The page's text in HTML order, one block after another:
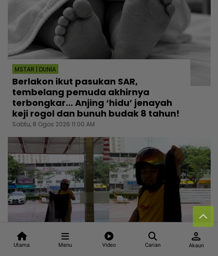
Utama Menu Video Carian
person
Akaun
MSTAR | DUNIA
Berlakon ikut pasukan SAR,
tembelang pemuda akhirnya
terbongkar... Anjing ‘hidu’ jenayah
keji rogol dan bunuh budak 8 tahun!
Sabtu, 8 Ogos 2026 11:00 AM